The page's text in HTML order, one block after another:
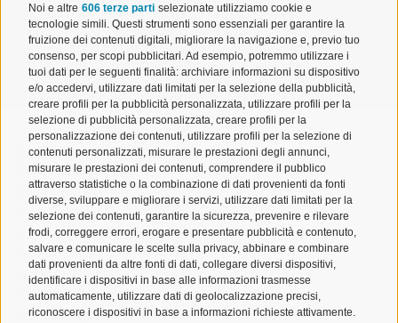
Noi e altre 606 terze parti selezionate utilizziamo cookie e
tecnologie simili. Questi strumenti sono essenziali per garantire la
fruizione dei contenuti digitali, migliorare la navigazione e, previo tuo
consenso, per scopi pubblicitari. Ad esempio, potremmo utilizzare i
tuoi dati per le seguenti finalità: archiviare informazioni su dispositivo
e/o accedervi, utilizzare dati limitati per la selezione della pubblicità,
creare profili per la pubblicità personalizzata, utilizzare profili per la
selezione di pubblicità personalizzata, creare profili per la
personalizzazione dei contenuti, utilizzare profili per la selezione di
contenuti personalizzati, misurare le prestazioni degli annunci,
misurare le prestazioni dei contenuti, comprendere il pubblico
attraverso statistiche o la combinazione di dati provenienti da fonti
diverse, sviluppare e migliorare i servizi, utilizzare dati limitati per la
selezione dei contenuti, garantire la sicurezza, prevenire e rilevare
frodi, correggere errori, erogare e presentare pubblicità e contenuto,
salvare e comunicare le scelte sulla privacy, abbinare e combinare
dati provenienti da altre fonti di dati, collegare diversi dispositivi,
identificare i dispositivi in base alle informazioni trasmesse
automaticamente, utilizzare dati di geolocalizzazione precisi,
riconoscere i dispositivi in base a informazioni richieste attivamente.
Visualizza
ALSEA | Associazione Lombarda Spedizionieri e
Autotrasportatori
Tel. 02 671541
alsea@alsea.mi.it
Aderente a Confetra
Codice Fiscale 80042910150
Ufficio Milano
Via Cornalia 19 – 20124 Milano
Ufficio Malpensa